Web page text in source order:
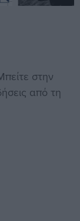
στην
από τη